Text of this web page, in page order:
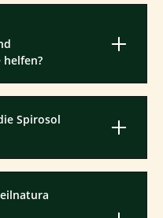
helfen?
Spirosol